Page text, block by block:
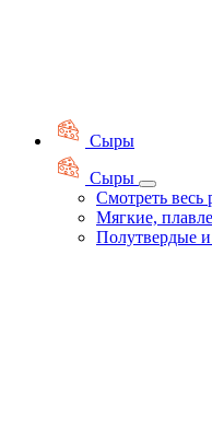
Сыры
Сыры
Смотреть весь
Мягкие,
Полутвердые